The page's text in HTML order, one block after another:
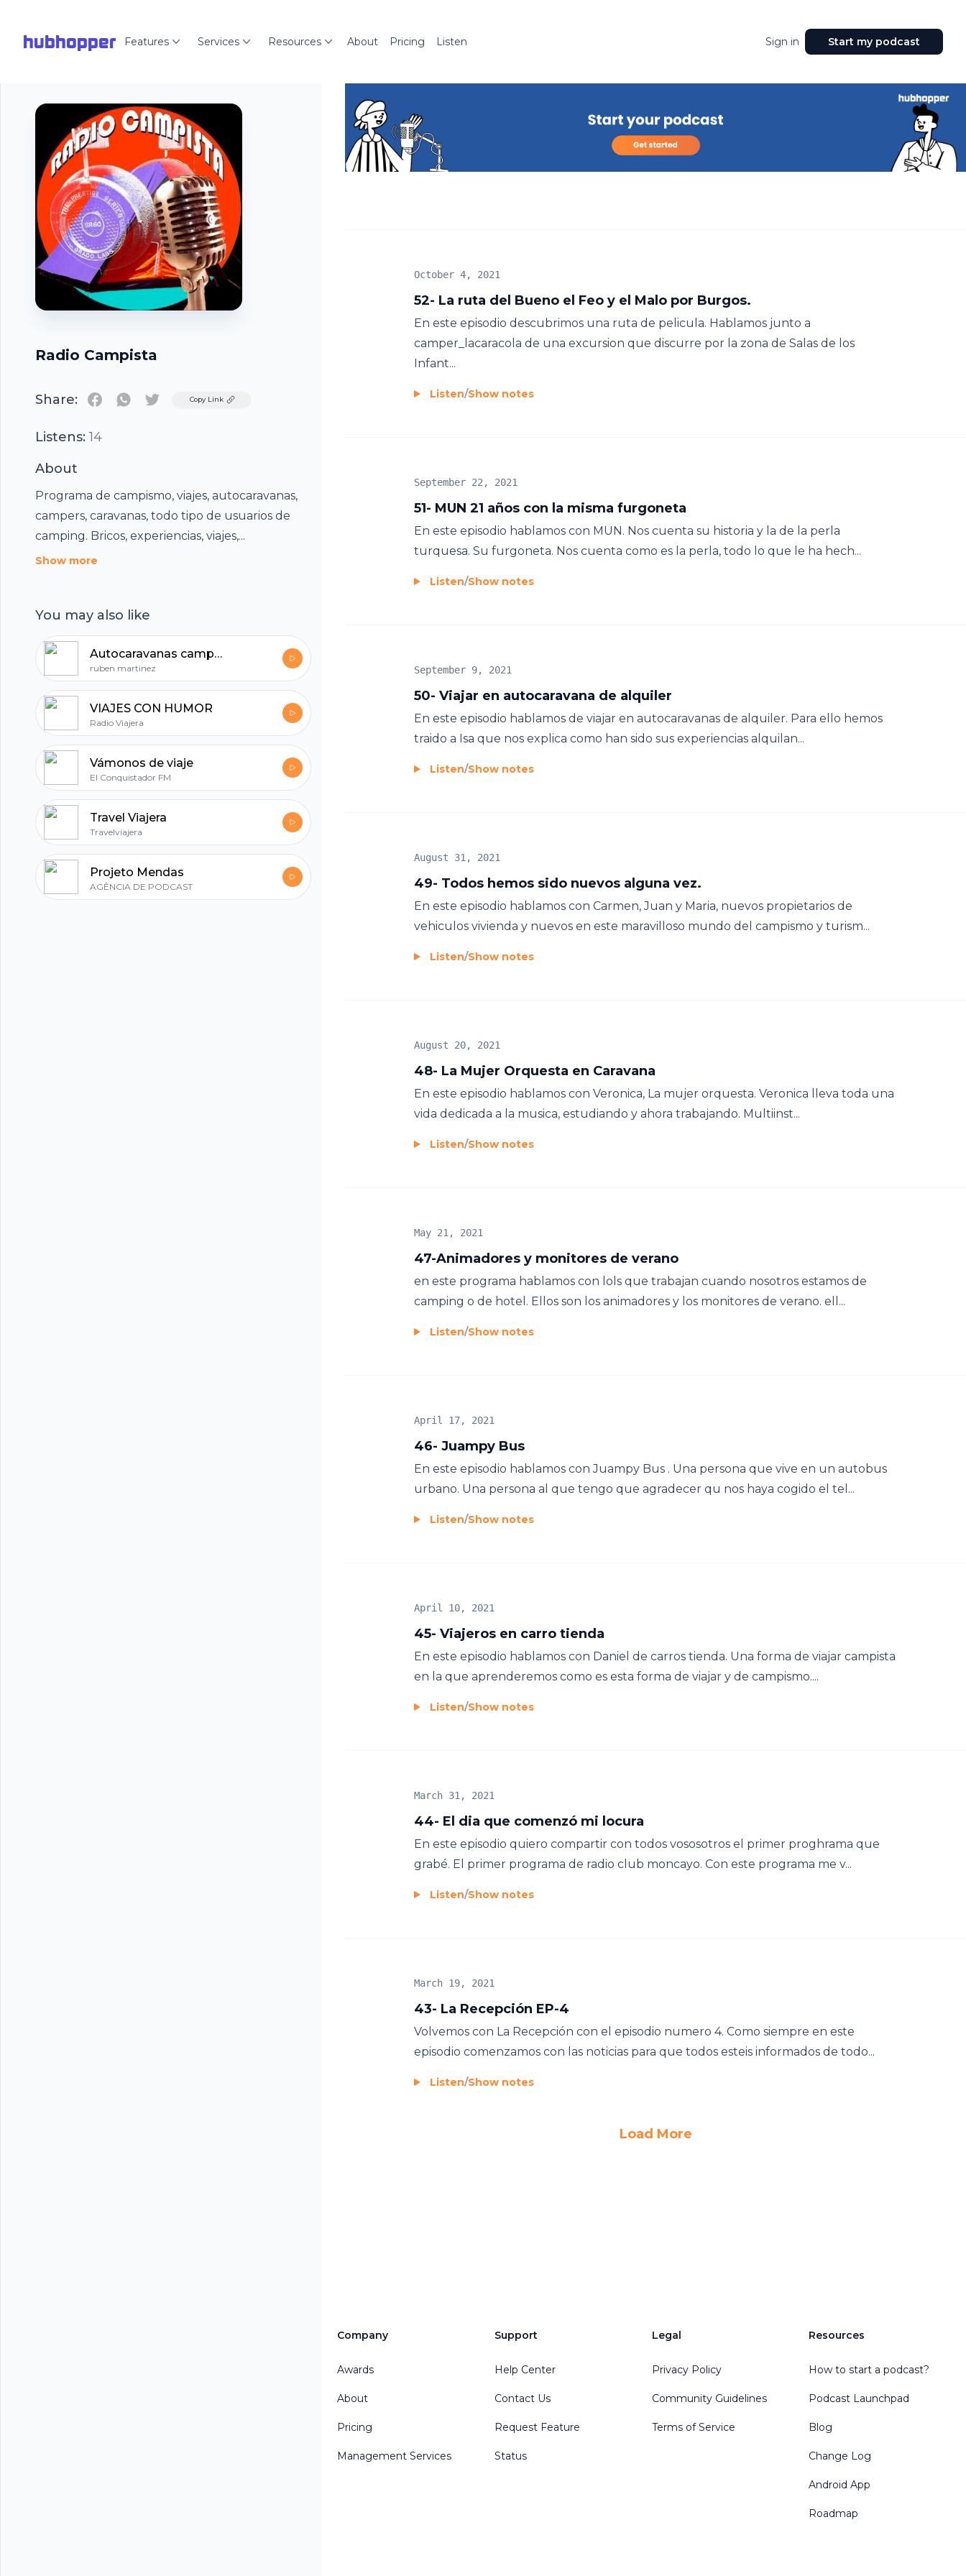
hubhopper Features Services Resources About Pricing Listen Sign in Start my podcast
Radio Campista
Share: TwitterCopy Link
Listens: 14
About
Programa de campismo, viajes, autocaravanas,
campers, caravanas, todo tipo de usuarios de
camping. Bricos, experiencias, viajes,...
Show more
You may also like
Autocaravanas campers y más
ruben martinez
VIAJES CON HUMOR
Radio Viajera
Vámonos de viaje
El Conquistador FM
Travel Viajera
Travelviajera
Projeto Mendas
AGÊNCIA DE PODCAST
52- La ruta del Bueno el Feo y el Malo por Burgos.
October 4, 2021
En este episodio descubrimos una ruta de pelicula. Hablamos junto a
camper_lacaracola de una excursion que discurre por la zona de Salas de los
Infant...
Listen/Show notes
51- MUN 21 años con la misma furgoneta
September 22, 2021
En este episodio hablamos con MUN. Nos cuenta su historia y la de la perla
turquesa. Su furgoneta. Nos cuenta como es la perla, todo lo que le ha hech...
Listen/Show notes
50- Viajar en autocaravana de alquiler
September 9, 2021
En este episodio hablamos de viajar en autocaravanas de alquiler. Para ello hemos
traido a Isa que nos explica como han sido sus experiencias alquilan...
Listen/Show notes
49- Todos hemos sido nuevos alguna vez.
August 31, 2021
En este episodio hablamos con Carmen, Juan y Maria, nuevos propietarios de
vehiculos vivienda y nuevos en este maravilloso mundo del campismo y turism...
Listen/Show notes
48- La Mujer Orquesta en Caravana
August 20, 2021
En este episodio hablamos con Veronica, La mujer orquesta. Veronica lleva toda una
vida dedicada a la musica, estudiando y ahora trabajando. Multiinst...
Listen/Show notes
47-Animadores y monitores de verano
May 21, 2021
en este programa hablamos con lols que trabajan cuando nosotros estamos de
camping o de hotel. Ellos son los animadores y los monitores de verano. ell...
Listen/Show notes
46- Juampy Bus
April 17, 2021
En este episodio hablamos con Juampy Bus . Una persona que vive en un autobus
urbano. Una persona al que tengo que agradecer qu nos haya cogido el tel...
Listen/Show notes
45- Viajeros en carro tienda
April 10, 2021
En este episodio hablamos con Daniel de carros tienda. Una forma de viajar campista
en la que aprenderemos como es esta forma de viajar y de campismo....
Listen/Show notes
44- El dia que comenzó mi locura
March 31, 2021
En este episodio quiero compartir con todos vososotros el primer proghrama que
grabé. El primer programa de radio club moncayo. Con este programa me v...
Listen/Show notes
43- La Recepción EP-4
March 19, 2021
Volvemos con La Recepción con el episodio numero 4. Como siempre en este
episodio comenzamos con las noticias para que todos esteis informados de todo...
Listen/Show notes
Load More
Company
Awards
About
Pricing
Management Services
Support
Help Center
Contact Us
Request Feature
Status
Legal
Privacy Policy
Community Guidelines
Terms of Service
Resources
How to start a podcast?
Podcast Launchpad
Blog
Change Log
Android App
Roadmap